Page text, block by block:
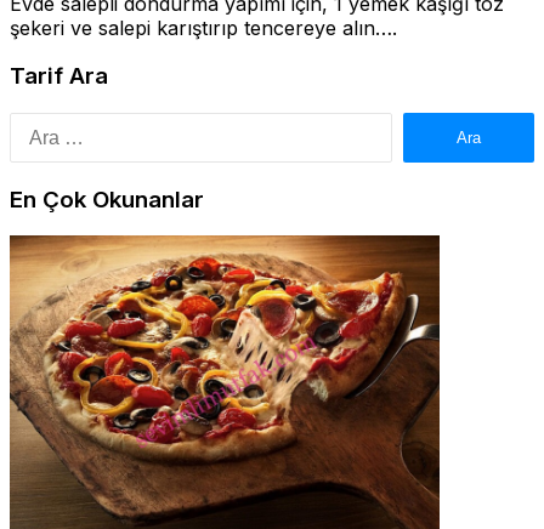
şekeri ve salepi karıştırıp tencereye alın….
Tarif Ara
En Çok Okunanlar